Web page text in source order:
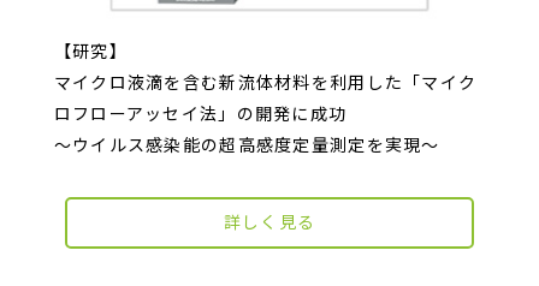
【研究】
マイクロ液滴を含む新流体材料を利用した「マイク
ロフローアッセイ法」の開発に成功
〜ウイルス感染能の超高感度定量測定を実現〜
詳しく見る